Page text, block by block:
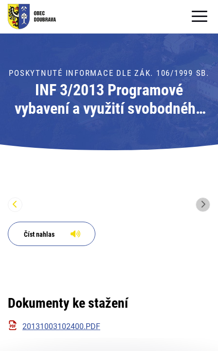
OBECNÍ ÚŘAD
PRO OBČANY
Formuláře ke stažení
PRO TURISTY
POSKYTNUTÉ INFORMACE DLE ZÁK. 106/1999 SB.
INF 3/2013 Programové
vybavení a využití svobodného
Číst nahlas
Dokumenty ke stažení
20131003102400.PDF